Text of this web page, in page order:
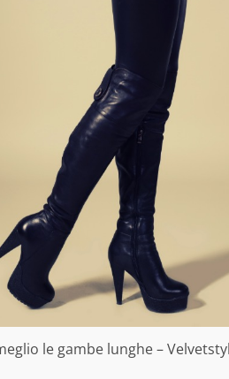
le gambe lunghe –